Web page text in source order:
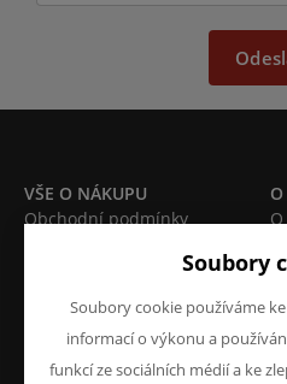
VŠE O NÁKUPU
Obchodní podmínky
Prohlášení o ochraně
Doprava a platba
JAZYK A MĚNA
Soubory
Soubory cookie používáme
informací o výkonu a
funkcí ze sociálních médií a ke